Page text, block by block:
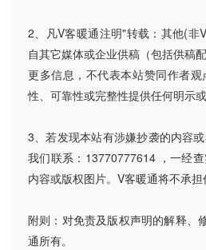
2、凡V客暖通注明"转载：其他(非
自其它媒体或企业供稿（包括供稿
更多信息，不代表本站赞同作者
性、可靠性或完整性提供任何明示或
3、若发现本站有涉嫌抄袭的内容
我们联系：13770777614 ，一经
内容或版权图片。V客暖通将不承担
附则：对免责及版权声明的解释、
通所有。